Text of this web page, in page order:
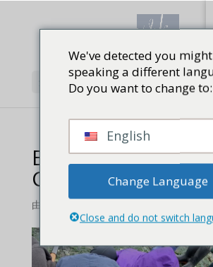
选择页面
Bonding by
Clams
由
We've detected you
speaking a different
Do you want to change to:
English
Change Language
Close and do not switch